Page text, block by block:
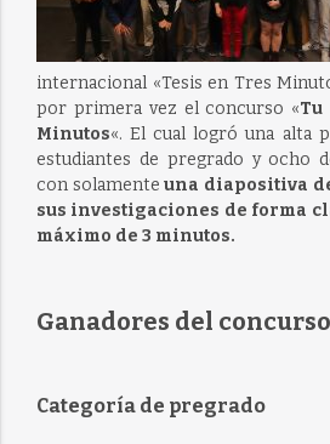
internacional «Tesis en Tres
por primera vez el concurso «Tu
Minutos«. El cual logró una alta
estudiantes de pregrado y ocho
con solamenteuna diapositiva
sus investigaciones de forma
máximo de 3 minutos.
Ganadores del concurso
Categoría de pregrado